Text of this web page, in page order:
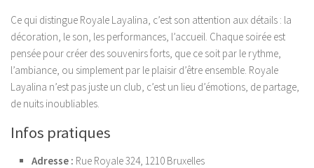
Ce qui distingue Royale Layalina, c’est son attention aux détails : la
décoration, le son, les performances, l’accueil. Chaque soirée est
pensée pour créer des souvenirs forts, que ce soit par le rythme,
l’ambiance, ou simplement par le plaisir d’être ensemble. Royale
Layalina n’est pas juste un club, c’est un lieu d’émotions, de partage,
de nuits inoubliables.
Infos pratiques
Adresse : Rue Royale 324, 1210 Bruxelles